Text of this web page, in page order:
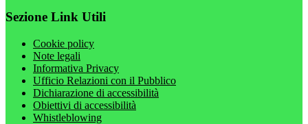
Sezione Link Utili
Cookie policy
Note legali
Informativa Privacy
Ufficio Relazioni con il Pubblico
Dichiarazione di accessibilità
Obiettivi di accessibilità
Whistleblowing